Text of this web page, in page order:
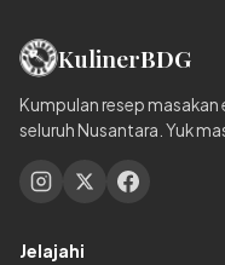
KulinerBDG
Kumpulan resep masakan
seluruh Nusantara. Yuk
Jelajahi